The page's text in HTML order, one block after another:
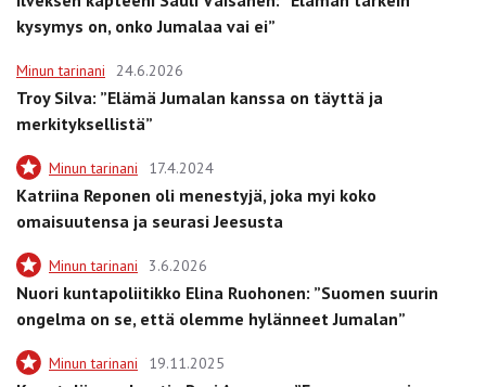
kysymys on, onko Jumalaa vai ei”
Minun tarinani 24.6.2026
Troy Silva: ”Elämä Jumalan kanssa on täyttä ja
merkityksellistä”
Minun tarinani 17.4.2024
Katriina Reponen oli menestyjä, joka myi koko
omaisuutensa ja seurasi Jeesusta
Minun tarinani 3.6.2026
Nuori kuntapoliitikko Elina Ruohonen: ”Suomen suurin
ongelma on se, että olemme hylänneet Jumalan”
Minun tarinani 19.11.2025